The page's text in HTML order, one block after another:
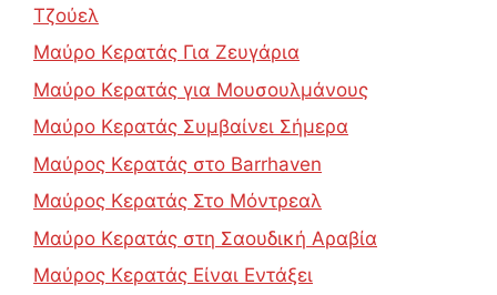
Τζούελ
Μαύρο Κερατάς Για Ζευγάρια
Μαύρο Κερατάς για Μουσουλμάνους
Μαύρο Κερατάς Συμβαίνει Σήμερα
Μαύρος Κερατάς στο Barrhaven
Μαύρος Κερατάς Στο Μόντρεαλ
Μαύρο Κερατάς στη Σαουδική Αραβία
Μαύρος Κερατάς Είναι Εντάξει